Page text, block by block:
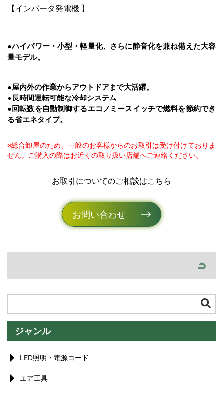
ジャンル
LED照明・電源コード
エア工具
【 インバータ発電機 】
●ハイパワー・小型・軽量化、さらに静音化を兼ね備えた大容
量モデル。
●屋内外の作業からアウトドアまで大活躍。
●長時間運転可能な冷却システム
●回転数を自動制御するエコノミースイッチで燃料を節約でき
る省エネタイプ。
※総合卸屋のため、一般のお客様からのお取引は受け付けておりま
せん。ご購入の際はお近くの取り扱い店舗へご連絡ください。
お取引についてのご相談はこちら
お問い合わせ